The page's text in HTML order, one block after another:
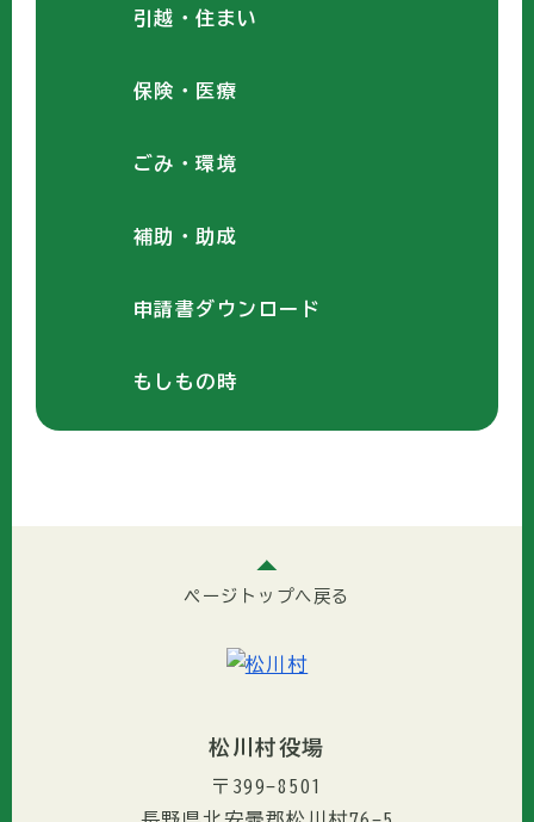
引越・住まい
保険・医療
ごみ・環境
補助・助成
申請書ダウンロード
もしもの時
ページトップへ戻る
松川村役場
〒399-8501